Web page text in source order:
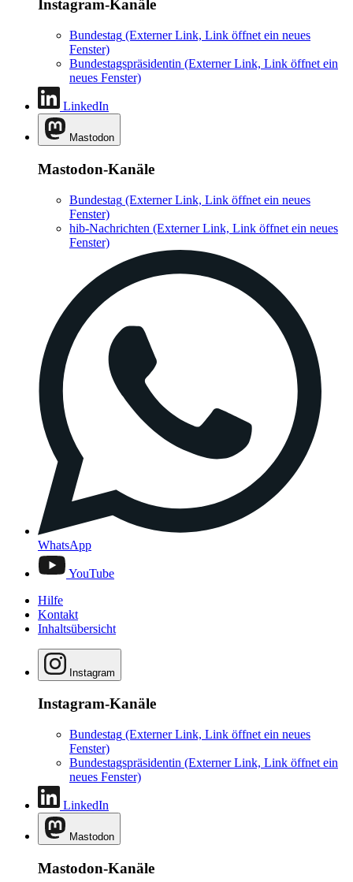
Instagram-Kanäle
Bundestag (Externer Link, Link öffnet ein neues
Fenster)
Bundestagspräsidentin (Externer Link, Link öffnet ein
neues Fenster)
LinkedIn
Mastodon
Mastodon-Kanäle
Bundestag (Externer Link, Link öffnet ein neues
Fenster)
hib-Nachrichten (Externer Link, Link öffnet ein neues
Fenster)
WhatsApp
YouTube
Hilfe
Kontakt
Inhaltsübersicht
Instagram
Instagram-Kanäle
Bundestag (Externer Link, Link öffnet ein neues
Fenster)
Bundestagspräsidentin (Externer Link, Link öffnet ein
neues Fenster)
LinkedIn
Mastodon
Mastodon-Kanäle